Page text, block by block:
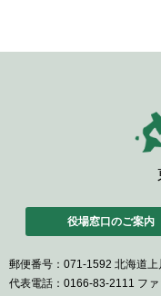
役場窓口のご案内
郵便番号：071-1592 北海道
代表電話：0166-83-2111 フ